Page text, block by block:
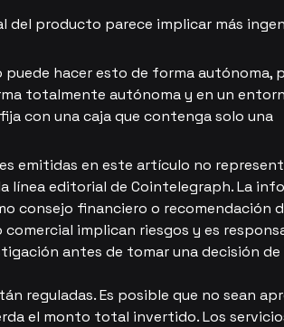
del producto parece implicar más
hacer esto de forma autónoma,
totalmente autónoma y en un
con una caja que contenga solo una
emitidas en este artículo no
línea editorial de Cointelegraph. La
consejo financiero o recomendación
implican riesgos y es
antes de tomar una decisión
reguladas. Es posible que no sean
el monto total invertido. Los